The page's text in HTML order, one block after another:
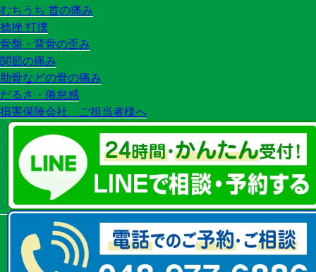
むちうち 首の痛み
捻挫 打撲
骨盤・背骨の歪み
関節の痛み
肋骨などの骨の痛み
だるさ・倦怠感
損害保険会社 ご担当者様へ